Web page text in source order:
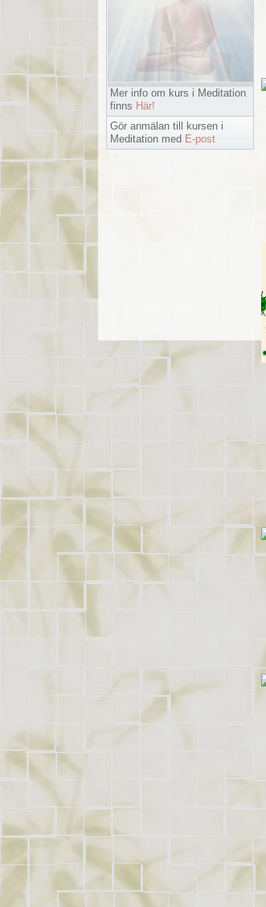
Mer info om kurs i Meditation
finns Här!
Gör anmälan till kursen i
Meditation med E-post